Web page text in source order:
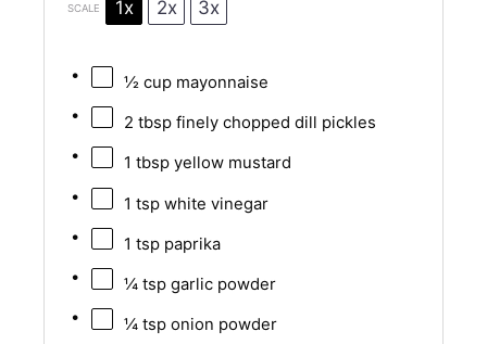
SCALE 1x 2x 3x
½ cupmayonnaise
2 tbspfinely chopped dill pickles
1 tbspyellow mustard
1 tspwhite vinegar
1 tsppaprika
¼ tspgarlic powder
¼ tsponion powder